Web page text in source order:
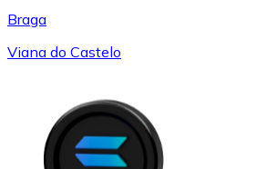
Braga
Viana do Castelo